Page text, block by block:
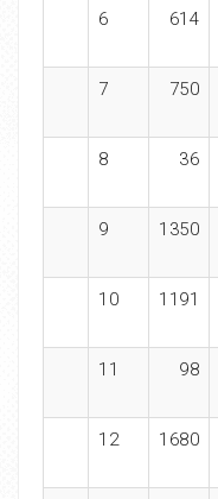
6 614
7 750
8 36
9 1350
10 1191
11 98
12 1680